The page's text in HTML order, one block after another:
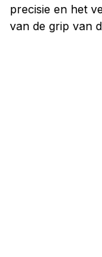
precisie en het
van de grip van